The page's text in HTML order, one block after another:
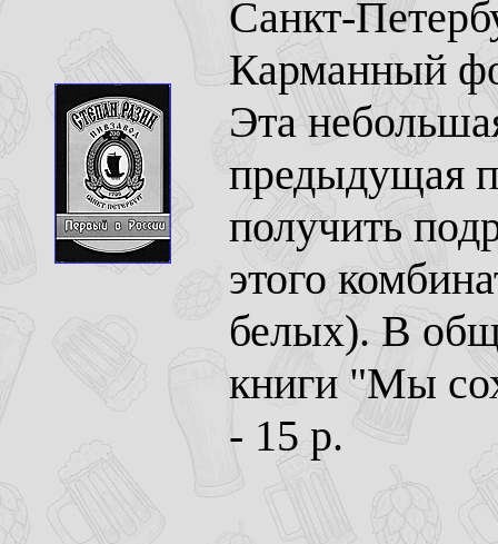
Санкт-
Карманный
Эта
предыдущая
получить
этого
белых). В
книги "Мы
- 15 р.